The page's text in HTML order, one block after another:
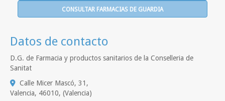
CONSULTAR FARMACIAS DE GUARDIA
Datos de contacto
D.G. de Farmacia y productos sanitarios de la Conselleria de
Sanitat
Calle Micer Mascó, 31,
Valencia, 46010, (Valencia)